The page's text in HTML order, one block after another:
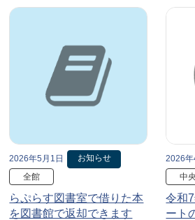
2026年5月1日
お知らせ
全館
らぷらす図書室で借りた本
を図書館で返却できます
2026年
中
令和
ート